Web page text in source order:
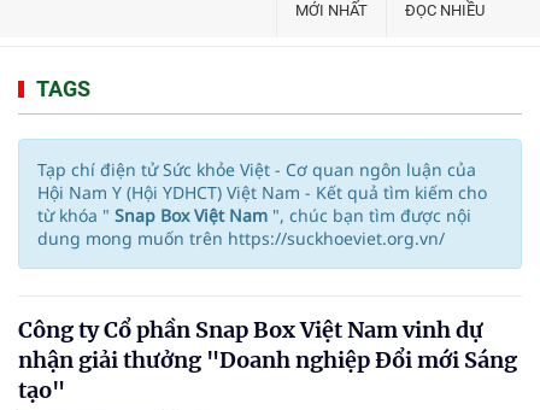
MỚI NHẤT ĐỌC NHIỀU
TAGS
Tạp chí điện tử Sức khỏe Việt - Cơ quan ngôn luận của
Hội Nam Y (Hội YDHCT) Việt Nam - Kết quả tìm kiếm cho
từ khóa " Snap Box Việt Nam ", chúc bạn tìm được nội
dung mong muốn trên https://suckhoeviet.org.vn/
Công ty Cổ phần Snap Box Việt Nam vinh dự
nhận giải thưởng "Doanh nghiệp Đổi mới Sáng
tạo"